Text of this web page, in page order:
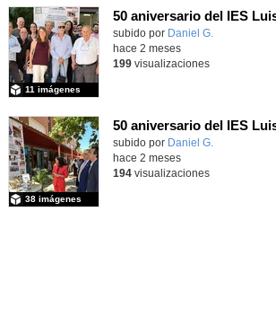
50 aniversario del IES
subido por Daniel G.
11 imágenes
hace 2 meses
199visualizaciones
50 aniversario del IES
subido por Daniel G.
38 imágenes
hace 2 meses
194visualizaciones